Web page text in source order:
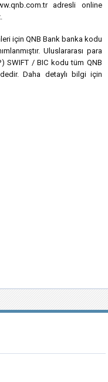
adresli online
için QNB Bank banka kodu
Uluslararası para
SWIFT / BIC kodu tüm QNB
Daha detaylı bilgi için